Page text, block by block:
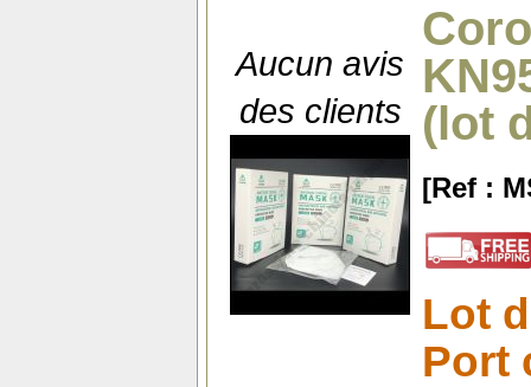
Aucun avis
des clients
(lot
[Ref :
Lot
Port